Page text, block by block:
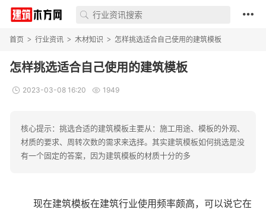
首页 > 行业资讯 > 木材知识 > 怎样挑选适合自己使用的建筑模板
怎样挑选适合自己使用的建筑模板
2023-03-08 16:20 1949
核心提示：挑选合适的建筑模板主要从：施工用途、模板的外观、
材质的要求、周转次数的需求来选择。其实建筑模板如何挑选是没
有一个固定的答案，因为建筑模板的材质十分的多
现在建筑模板在建筑行业使用频率颇高，可以说它在